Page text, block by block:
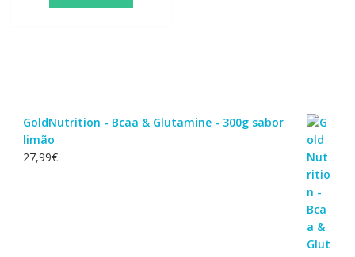
GoldNutrition - Bcaa & Glutamine - 300g sabor
limão
27,99€